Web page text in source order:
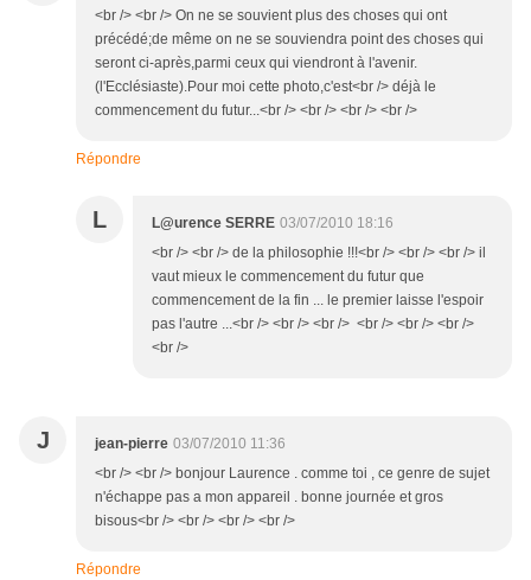
<br /> <br /> On ne se souvient plus des choses qui ont
précédé;de même on ne se souviendra point des choses qui
seront ci-après,parmi ceux qui viendront à l'avenir.
(l'Ecclésiaste).Pour moi cette photo,c'est<br /> déjà le
commencement du futur...<br /> <br /> <br /> <br />
Répondre
L L@urence SERRE 03/07/2010 18:16
<br /> <br /> de la philosophie !!!<br /> <br /> <br /> il
vaut mieux le commencement du futur que
commencement de la fin ... le premier laisse l'espoir
pas l'autre ...<br /> <br /> <br /> <br /> <br /> <br />
<br />
J jean-pierre 03/07/2010 11:36
<br /> <br /> bonjour Laurence . comme toi , ce genre de sujet
n'échappe pas a mon appareil . bonne journée et gros
bisous<br /> <br /> <br /> <br />
Répondre